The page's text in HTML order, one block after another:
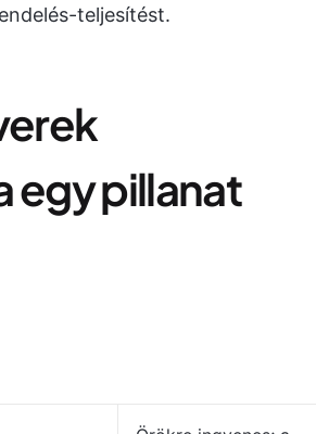
teljesítést.
egy pillanat